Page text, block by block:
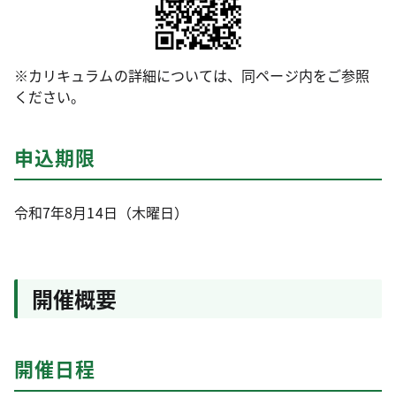
※カリキュラムの詳細については、同ページ内をご参照
ください。
申込期限
令和7年8月14日（木曜日）
開催概要
開催日程